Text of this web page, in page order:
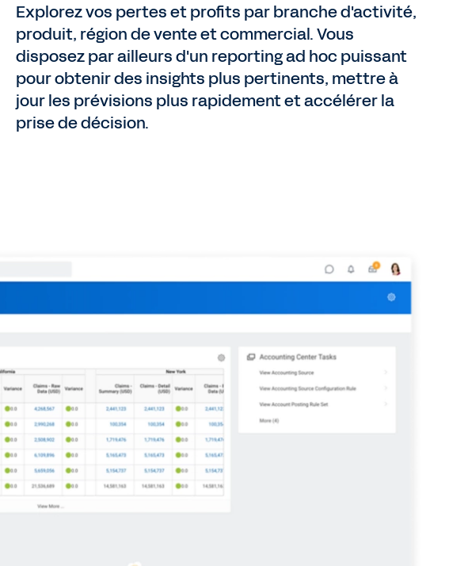
Explorez vos pertes et profits par branche d'activité,
produit, région de vente et commercial. Vous
disposez par ailleurs d'un reporting ad hoc puissant
pour obtenir des insights plus pertinents, mettre à
jour les prévisions plus rapidement et accélérer la
prise de décision.